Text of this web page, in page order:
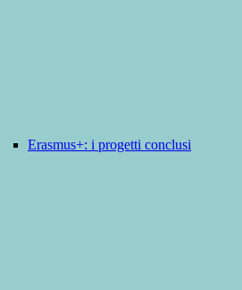
Erasmus+: i progetti conclusi